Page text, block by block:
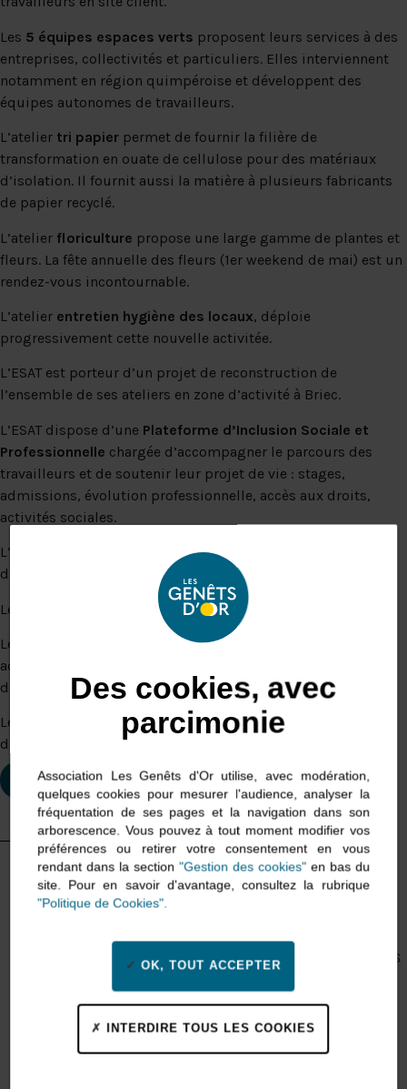
Les 5 équipes espaces verts proposent leurs services à des
entreprises, collectivités et particuliers. Elles interviennent
notamment en région quimpéroise et développent des
équipes autonomes de travailleurs.
L’atelier tri papier permet de fournir la filière de
transformation en ouate de cellulose pour des matériaux
d’isolation. Il fournit aussi la matière à plusieurs fabricants
de papier recyclé.
L’atelier floriculture propose une large gamme de plantes et
fleurs. La fête annuelle des fleurs (1er weekend de mai) est un
rendez-vous incontournable.
L’atelier entretien hygiène des locaux, déploie
progressivement cette nouvelle activitée.
L’ESAT est porteur d’un projet de reconstruction de
l’ensemble de ses ateliers en zone d’activité à Briec.
L’ESAT dispose d’une Plateforme d’Inclusion Sociale et
Professionnelle chargée d’accompagner le parcours des
travailleurs et de soutenir leur projet de vie : stages,
admissions, évolution professionnelle, accès aux droits,
activités sociales.
L’établissement dispose aussi d’une offre
d’accompagnement social.
Le Foyer d’hébergement propose 46 places.
Le Service d’accompagnement à la Vie Sociale (SAVS)
accompagne 61 personnes. Il accompagne des personnes
dans le secteur de Briec et à Quimper.
Le Foyer pour Personnes Handicapées Vieillissantes dispose
de 8 places et portera sa capacité d’accueil à 12 à l’avenir.
Les démarches d'admission
ESAT de
Briec
en chiffres
année de
création
0
accompagnées
salariés
Des cookies, avec
parcimonie
Association Les Genêts d'Or utilise, avec modération,
quelques cookies pour mesurer l'audience, analyser la
fréquentation de ses pages et la navigation dans son
arborescence. Vous pouvez à tout moment modifier vos
préférences ou retirer votre consentement en vous
rendant dans la section"Gestion des cookies"en bas du
site. Pour en savoir d'avantage, consultez la rubrique
"Politique de Cookies".
OK, TOUT ACCEPTER
INTERDIRE TOUS LES COOKIES